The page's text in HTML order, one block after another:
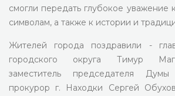
смогли передать глубокое уважение
символам, а также к истории и
Жителей города поздравили -
городского округа Тимур
заместитель председателя
прокурор г. Находки Сергей